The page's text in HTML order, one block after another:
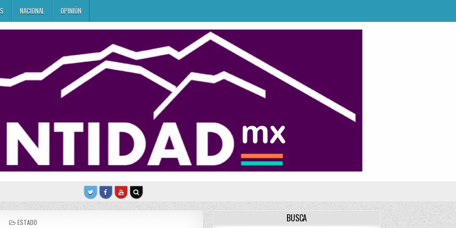
NACIONAL OPINIÓN
POSTED
ESTADO BUSCA